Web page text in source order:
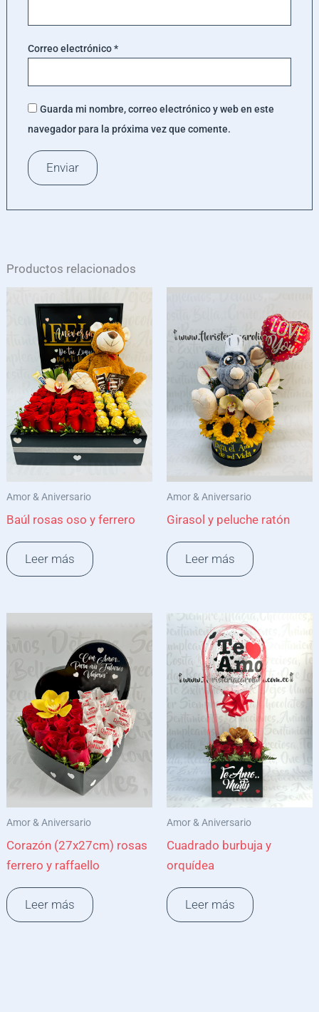
Correo electrónico*
Guarda mi nombre, correo electrónico y web en este
navegador para la próxima vez que comente.
Productos relacionados
Amor & Aniversario
Baúl rosas oso y ferrero
Leer más
Amor & Aniversario
Girasol y peluche ratón
Leer más
Amor & Aniversario
Corazón (27x27cm) rosas
ferrero y raffaello
Leer más
Amor & Aniversario
Cuadrado burbuja y
orquídea
Leer más